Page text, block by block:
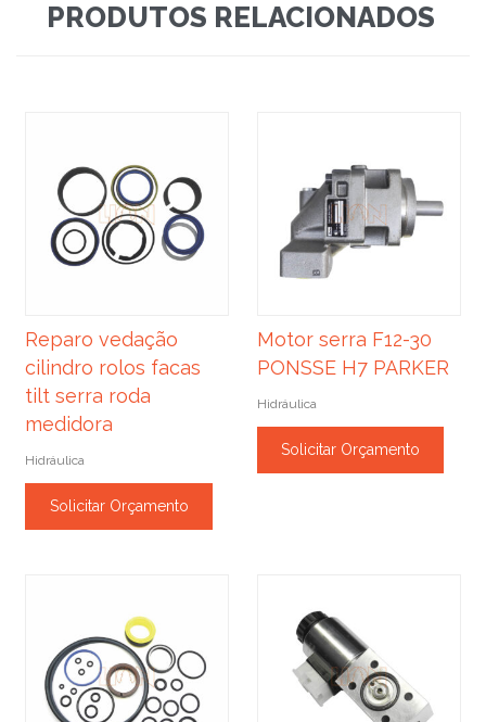
PRODUTOS RELACIONADOS
Reparo vedação
cilindro rolos facas
tilt serra roda
medidora
Hidráulica
Solicitar Orçamento
Motor serra F12-30
PONSSE H7 PARKER
Hidráulica
Solicitar Orçamento